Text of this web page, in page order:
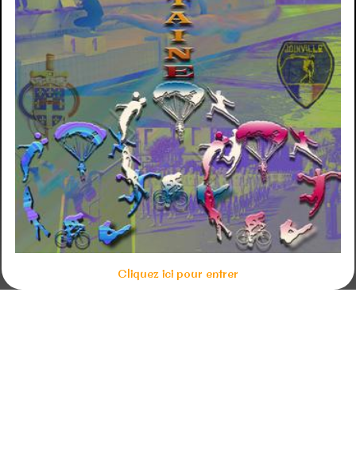
Paris 2024
Ravivage Flamme
Rallye Citoyen
Janus National
Cross Ecoles
Réunions CA
AG
Congrès National
Vidéos
Cliquez ici pour entrer